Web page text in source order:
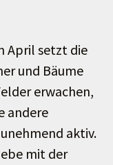
April setzt die
und Bäume
erwachen,
andere
aktiv.
mit der